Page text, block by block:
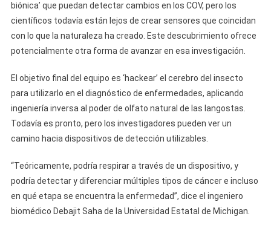
biónica’ que puedan detectar cambios en los COV, pero los
científicos todavía están lejos de crear sensores que coincidan
con lo que la naturaleza ha creado. Este descubrimiento ofrece
potencialmente otra forma de avanzar en esa investigación.
El objetivo final del equipo es ‘hackear’ el cerebro del insecto
para utilizarlo en el diagnóstico de enfermedades, aplicando
ingeniería inversa al poder de olfato natural de las langostas.
Todavía es pronto, pero los investigadores pueden ver un
camino hacia dispositivos de detección utilizables.
“Teóricamente, podría respirar a través de un dispositivo, y
podría detectar y diferenciar múltiples tipos de cáncer e incluso
en qué etapa se encuentra la enfermedad”, dice el ingeniero
biomédico Debajit Saha de la Universidad Estatal de Michigan.